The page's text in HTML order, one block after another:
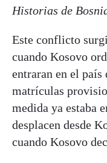
Historias de
Este conflicto
cuando Kosovo
entraran en el país
matrículas
medida ya estaba
desplacen desde
cuando Kosovo